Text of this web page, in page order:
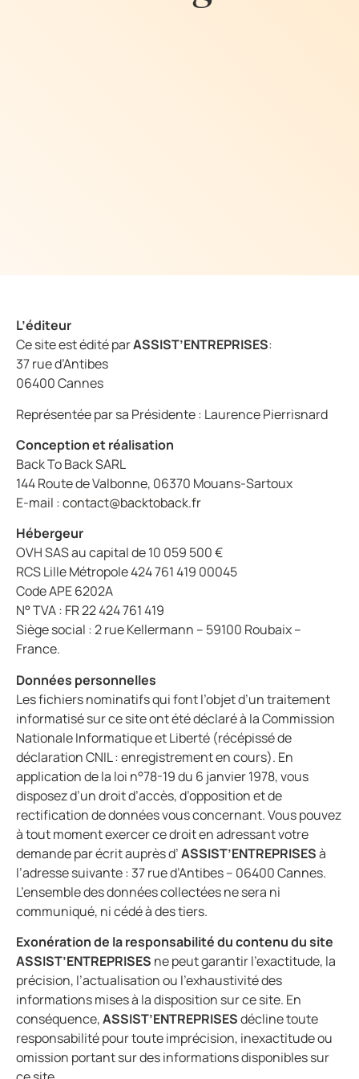
L’éditeur
Ce site est édité parASSIST’ENTREPRISES:
37 rue d’Antibes
06400 Cannes
Représentée par sa Présidente : Laurence Pierrisnard
Conception et réalisation
Back To Back SARL
144 Route de Valbonne, 06370 Mouans-Sartoux
E-mail :contact@backtoback.fr
Hébergeur
OVH SAS au capital de 10 059 500 €
RCS Lille Métropole 424 761 419 00045
Code APE 6202A
N° TVA : FR 22 424 761 419
Siège social : 2 rue Kellermann – 59100 Roubaix –
France.
Données personnelles
Les fichiers nominatifs qui font l’objet d’un traitement
informatisé sur ce site ont été déclaré à la Commission
Nationale Informatique et Liberté (récépissé de
déclaration CNIL : enregistrement en cours). En
application de la loi n°78-19 du 6 janvier 1978, vous
disposez d’un droit d’accès, d’opposition et de
rectification de données vous concernant. Vous pouvez
à tout moment exercer ce droit en adressant votre
demande par écrit auprès d’ASSIST’ENTREPRISESà
l’adresse suivante : 37 rue d’Antibes – 06400 Cannes.
L’ensemble des données collectées ne sera ni
communiqué, ni cédé à des tiers.
Exonération de la responsabilité du contenu du site
ASSIST’ENTREPRISES ne peut garantir l’exactitude, la
précision, l’actualisation ou l’exhaustivité des
informations mises à la disposition sur ce site. En
conséquence,ASSIST’ENTREPRISESdécline toute
responsabilité pour toute imprécision, inexactitude ou
omission portant sur des informations disponibles sur